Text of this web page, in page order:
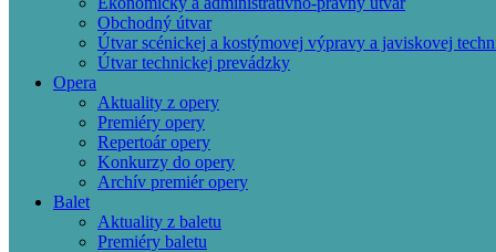
Obchodný útvar
Útvar scénickej a kostýmovej výpravy a javiskovej
Útvar technickej prevádzky
Opera
Aktuality z opery
Premiéry opery
Repertoár opery
Konkurzy do opery
Archív premiér opery
Balet
Aktuality z baletu
Premiéry baletu